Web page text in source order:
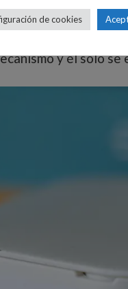
y él solo
de cookies